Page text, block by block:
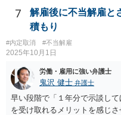
らのメッセージには、脅迫的
うかがわれますので、早めに
7
解雇後に不当解雇と
積もり
#内定取消 #不当解雇
2025年10月1日
労働・雇用に強い弁護士
鬼沢 健士 弁護士
早い段階で「１年分で示談し
を受け取れるメリットを感じ